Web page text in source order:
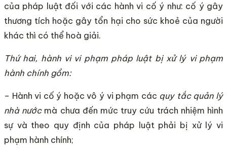
của pháp luật đối với các hành vi cố ý như: cố ý gây
thương tích hoặc gây tổn hại cho sức khoẻ của người
khác thì có thể hoà giải.
Thứ hai, hành vi vi phạm pháp luật bị xử lý vi phạm
hành chính gồm:
– Hành vi cố ý hoặc vô ý vi phạm các quy tắc quản lý
nhà nướcmà chưa đến mức truy cứu trách nhiệm hình
sự và theo quy định của pháp luật phải bị xử lý vi
phạm hành chính;